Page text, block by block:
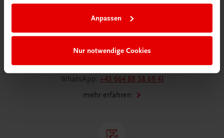
Anpassen
Nur notwendige Cookies
Wir sind gerne für Sie da
TRAUNER Verlag + Buchservice GmbH
Köglstraße 14 | 4020 Linz
Tel.:+43 732 778241
Mail:buchservice@trauner.at
WhatsApp: +43 664 88 58 69 41
mehr erfahren